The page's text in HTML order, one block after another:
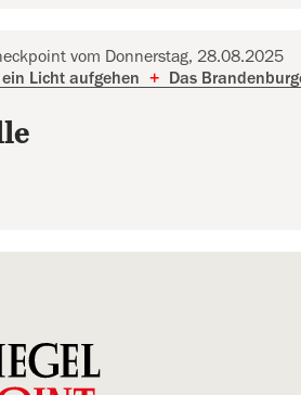
vom Donnerstag, 28.08.2025
Licht aufgehen + Das